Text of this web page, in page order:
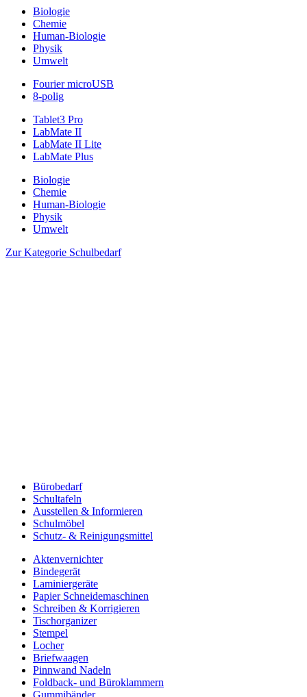
Biologie
Chemie
Human-Biologie
Physik
Umwelt
Fourier microUSB
8-polig
Tablet3 Pro
LabMate II
LabMate II Lite
LabMate Plus
Biologie
Chemie
Human-Biologie
Physik
Umwelt
Zur Kategorie Schulbedarf
Bürobedarf
Schultafeln
Ausstellen & Informieren
Schulmöbel
Schutz- & Reinigungsmittel
Aktenvernichter
Bindegerät
Laminiergeräte
Papier Schneidemaschinen
Schreiben & Korrigieren
Tischorganizer
Stempel
Locher
Briefwaagen
Pinnwand Nadeln
Foldback- und Büroklammern
Gummibänder